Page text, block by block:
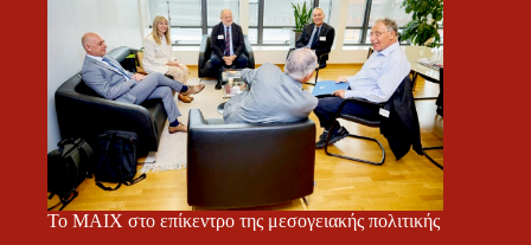
Το ΜΑΙΧ στο επίκεντρο της μεσογειακής πολιτικής